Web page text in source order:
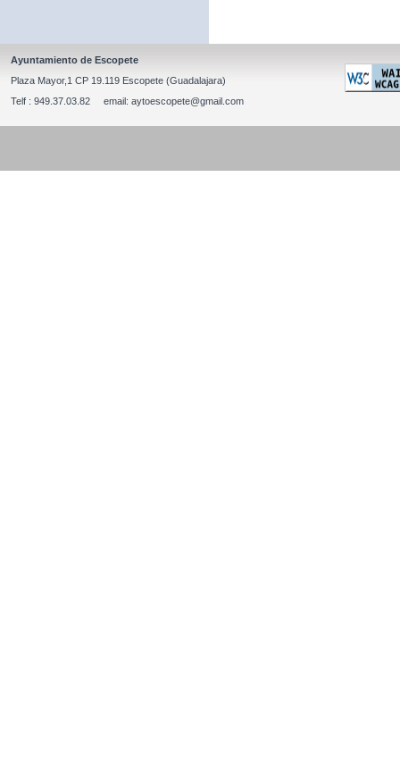
Ayuntamiento de Escopete
Plaza Mayor,1 CP 19.119 Escopete (Guadalajara)
Telf : 949.37.03.82 email: aytoescopete@gmail.com